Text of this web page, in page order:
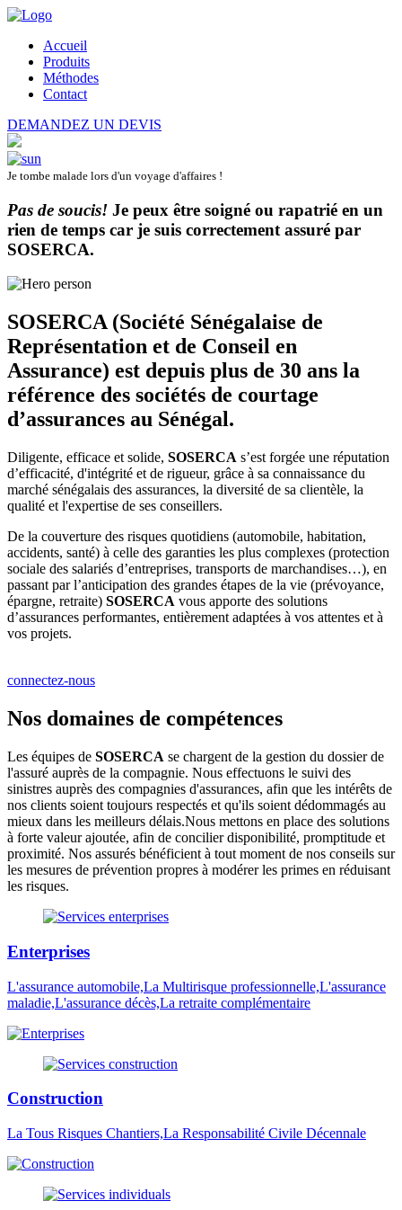
Accueil
Produits
Méthodes
Contact
DEMANDEZ UN DEVIS
Je tombe malade lors d'un voyage d'affaires !
Pas de soucis! Je peux être soigné ou rapatrié en un
rien de temps car je suis correctement assuré par
SOSERCA.
SOSERCA (Société Sénégalaise de
Représentation et de Conseil en
Assurance) est depuis plus de 30 ans la
référence des sociétés de courtage
d’assurances au Sénégal.
Diligente, efficace et solide, SOSERCA s’est forgée une réputation
d’efficacité, d'intégrité et de rigueur, grâce à sa connaissance du
marché sénégalais des assurances, la diversité de sa clientèle, la
qualité et l'expertise de ses conseillers.
De la couverture des risques quotidiens (automobile, habitation,
accidents, santé) à celle des garanties les plus complexes (protection
sociale des salariés d’entreprises, transports de marchandises…), en
passant par l’anticipation des grandes étapes de la vie (prévoyance,
épargne, retraite) SOSERCA vous apporte des solutions
d’assurances performantes, entièrement adaptées à vos attentes et à
vos projets.
connectez-nous
Nos domaines de compétences
Les équipes de SOSERCA se chargent de la gestion du dossier de
l'assuré auprès de la compagnie. Nous effectuons le suivi des
sinistres auprès des compagnies d'assurances, afin que les intérêts de
nos clients soient toujours respectés et qu'ils soient dédommagés au
mieux dans les meilleurs délais.Nous mettons en place des solutions
à forte valeur ajoutée, afin de concilier disponibilité, promptitude et
proximité. Nos assurés bénéficient à tout moment de nos conseils sur
les mesures de prévention propres à modérer les primes en réduisant
les risques.
Enterprises
L'assurance automobile,La Multirisque professionnelle,L'assurance
maladie,L'assurance décès,La retraite complémentaire
Construction
La Tous Risques Chantiers,La Responsabilité Civile Décennale